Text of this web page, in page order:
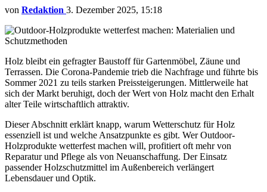
von Redaktion 3. Dezember 2025, 15:18
Holz bleibt ein gefragter Baustoff für Gartenmöbel, Zäune und
Terrassen. Die Corona‑Pandemie trieb die Nachfrage und führte bis
Sommer 2021 zu teils starken Preissteigerungen. Mittlerweile hat
sich der Markt beruhigt, doch der Wert von Holz macht den Erhalt
alter Teile wirtschaftlich attraktiv.
Dieser Abschnitt erklärt knapp, warum Wetterschutz für Holz
essenziell ist und welche Ansatzpunkte es gibt. Wer Outdoor-
Holzprodukte wetterfest machen will, profitiert oft mehr von
Reparatur und Pflege als von Neuanschaffung. Der Einsatz
passender Holzschutzmittel im Außenbereich verlängert
Lebensdauer und Optik.